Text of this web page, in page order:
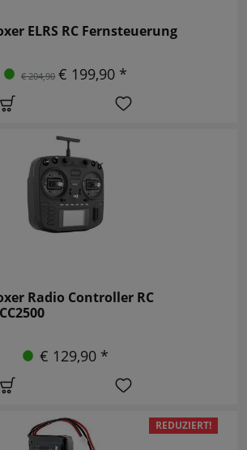
ELRS RC Fernsteuerung
€ 204,90 € 199,90 *
Radio Controller RC
€ 129,90 *
REDUZIERT!